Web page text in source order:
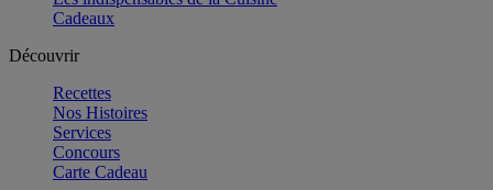
Cadeaux
Découvrir
Recettes
Nos Histoires
Services
Concours
Carte Cadeau